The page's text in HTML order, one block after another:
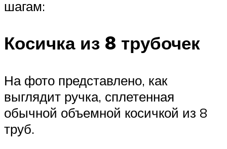
шагам:
Косичка из 8 трубочек
На фото представлено, как
выглядит ручка, сплетенная
обычной объемной косичкой из 8
труб.